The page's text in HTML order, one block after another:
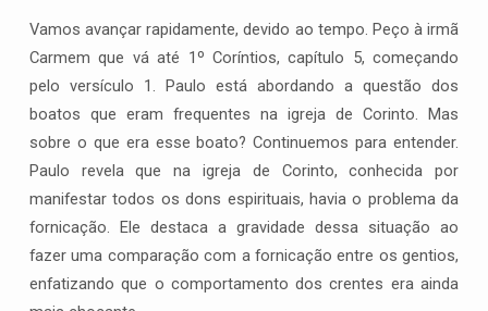
Vamos avançar rapidamente, devido ao tempo. Peço à irmã
Carmem que vá até 1º Coríntios, capítulo 5, começando
pelo versículo 1. Paulo está abordando a questão dos
boatos que eram frequentes na igreja de Corinto. Mas
sobre o que era esse boato? Continuemos para entender.
Paulo revela que na igreja de Corinto, conhecida por
manifestar todos os dons espirituais, havia o problema da
fornicação. Ele destaca a gravidade dessa situação ao
fazer uma comparação com a fornicação entre os gentios,
enfatizando que o comportamento dos crentes era ainda